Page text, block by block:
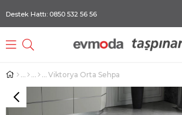
Destek Hattı: 0850 532 56 56
Viktorya Orta Sehpa